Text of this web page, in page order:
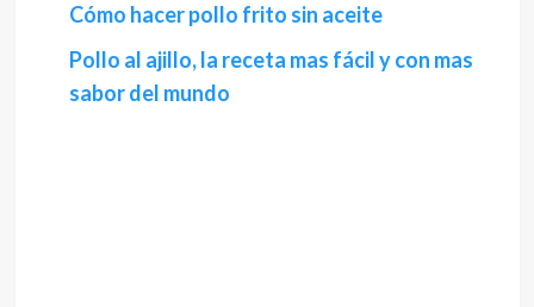
Cómo hacer pollo frito sin aceite
Pollo al ajillo, la receta mas fácil y con mas
sabor del mundo